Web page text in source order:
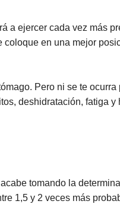
a ejercer cada vez más
en una mejor
Pero ni se te ocurra
deshidratación, fatiga y
tomando la
1,5 y 2 veces más